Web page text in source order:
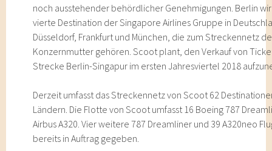
noch ausstehender behördlicher Genehmigungen. Berlin
vierte Destination der Singapore Airlines Gruppe in
Düsseldorf, Frankfurt und München, die zum Streckennetz
Konzernmutter gehören. Scoot plant, den Verkauf von
Strecke Berlin-Singapur im ersten Jahresviertel 2018
Derzeit umfasst das Streckennetz von Scoot 62
Ländern. Die Flotte von Scoot umfasst 16 Boeing 787
Airbus A320. Vier weitere 787 Dreamliner und 39 A320neo
bereits in Auftrag gegeben.